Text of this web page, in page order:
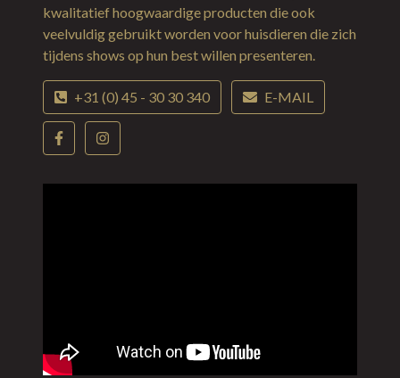
kwalitatief hoogwaardige producten die ook
veelvuldig gebruikt worden voor huisdieren die zich
tijdens shows op hun best willen presenteren.
+31 (0) 45 - 30 30 340 E-MAIL